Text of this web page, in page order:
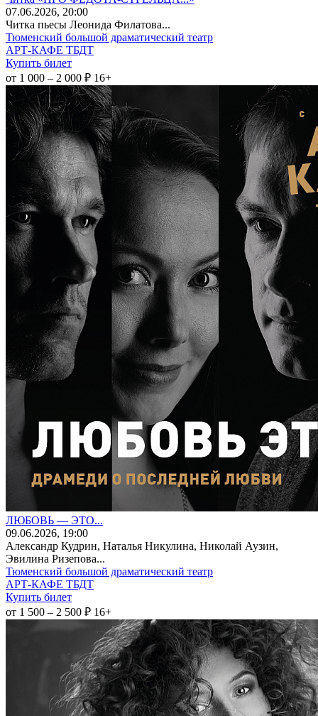
07.06.2026, 20:00
Читка пьесы Леонида Филатова...
Тюменский большой драматический театр
АРТ-КАФЕ ТБДТ
Купить билет
от 1 000 – 2 000 ₽ 16+
ЛЮБОВЬ — ЭТО...
09.06.2026, 19:00
Александр Кудрин, Наталья Никулина, Николай Аузин,
Эвилина Ризепова...
Тюменский большой драматический театр
АРТ-КАФЕ ТБДТ
Купить билет
от 1 500 – 2 500 ₽ 16+